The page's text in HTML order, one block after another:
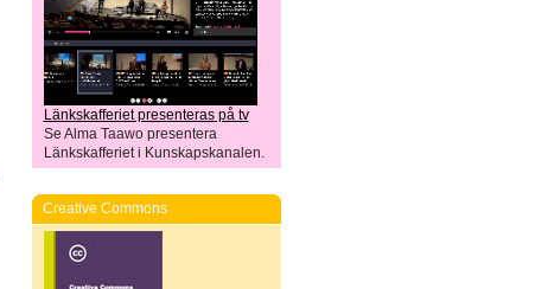
Länkskafferiet presenteras på tv
Se Alma Taawo presentera
Länkskafferiet i Kunskapskanalen.
Creative Commons